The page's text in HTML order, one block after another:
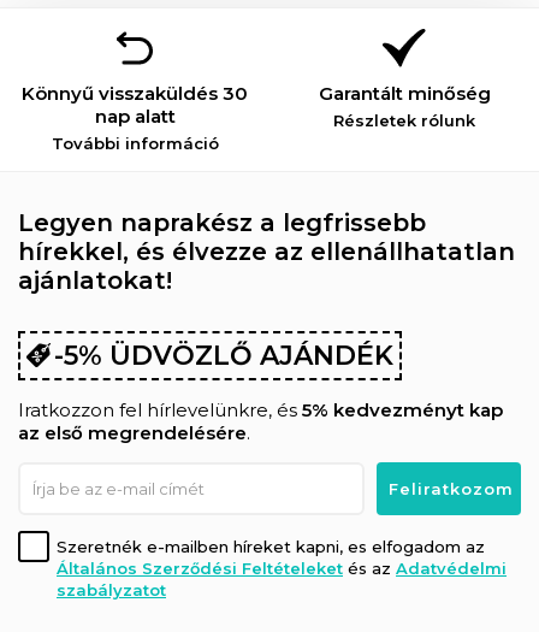
Könnyű visszaküldés 30
nap alatt
További információ
Garantált minőség
Részletek rólunk
Legyen naprakész a legfrissebb
hírekkel, és élvezze az ellenállhatatlan
ajánlatokat!
-5% ÜDVÖZLŐ AJÁNDÉK
Iratkozzon fel hírlevelünkre, és 5% kedvezményt kap
az első megrendelésére.
Szeretnék e-mailben híreket kapni, es elfogadom az
Általános Szerződési Feltételeket és az Adatvédelmi
szabályzatot